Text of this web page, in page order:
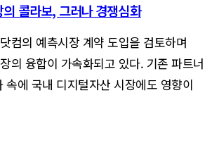
콜라보, 그러나 경쟁심화
컴의 예측시장 계약 도입을 검토하며
의 융합이 가속화되고 있다. 기존 파트너
속에 국내 디지털자산 시장에도 영향이